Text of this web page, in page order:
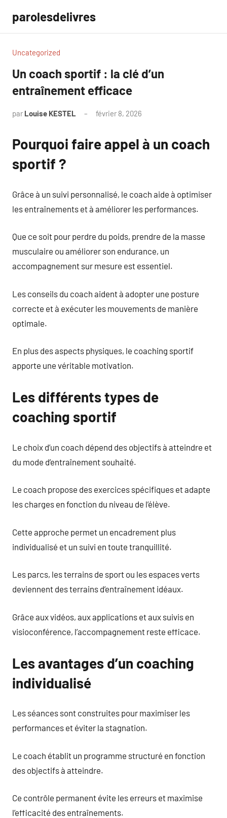
contenu
parolesdelivres
Uncategorized
Un coach sportif : la clé d’un
entraînement efficace
par Louise KESTEL février 8, 2026
Pourquoi faire appel à un coach
sportif ?
Grâce à un suivi personnalisé, le coach aide à optimiser
les entraînements et à améliorer les performances.
Que ce soit pour perdre du poids, prendre de la masse
musculaire ou améliorer son endurance, un
accompagnement sur mesure est essentiel.
Les conseils du coach aident à adopter une posture
correcte et à exécuter les mouvements de manière
optimale.
En plus des aspects physiques, le coaching sportif
apporte une véritable motivation.
Les différents types de
coaching sportif
Le choix d’un coach dépend des objectifs à atteindre et
du mode d’entraînement souhaité.
Le coach propose des exercices spécifiques et adapte
les charges en fonction du niveau de l’élève.
Cette approche permet un encadrement plus
individualisé et un suivi en toute tranquillité.
Les parcs, les terrains de sport ou les espaces verts
deviennent des terrains d’entraînement idéaux.
Grâce aux vidéos, aux applications et aux suivis en
visioconférence, l’accompagnement reste efficace.
Les avantages d’un coaching
individualisé
Les séances sont construites pour maximiser les
performances et éviter la stagnation.
Le coach établit un programme structuré en fonction
des objectifs à atteindre.
Ce contrôle permanent évite les erreurs et maximise
l’efficacité des entraînements.